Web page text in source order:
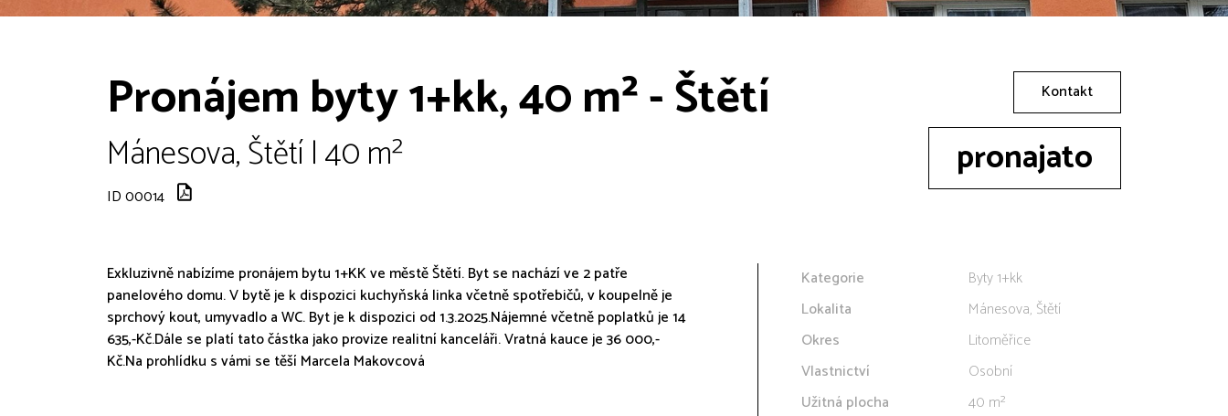
Pronájem byty 1+kk, 40 m² - Štětí
Mánesova, Štětí | 40 m²
ID 00014
Kontakt
pronajato
Exkluzivně nabízíme pronájem bytu 1+KK ve městě Štětí. Byt se nachází ve 2 patře
panelového domu. V bytě je k dispozici kuchyňská linka včetně spotřebičů, v koupelně je
sprchový kout, umyvadlo a WC. Byt je k dispozici od 1.3.2025.Nájemné včetně poplatků je 14
635,-Kč.Dále se platí tato částka jako provize realitní kanceláři. Vratná kauce je 36 000,-
Kč.Na prohlídku s vámi se těší Marcela Makovcová
Kategorie
Byty 1+kk
Lokalita
Mánesova, Štětí
Okres
Litoměřice
Vlastnictví
Osobní
Užitná plocha
40 m²